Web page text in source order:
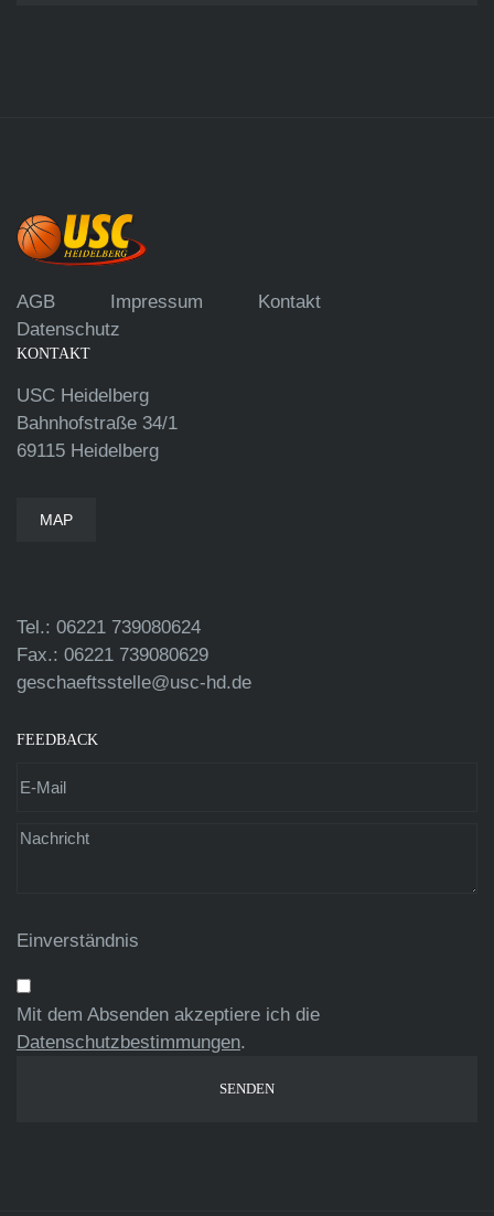
AGB Impressum
Kontakt
Datenschutz
KONTAKT
USC Heidelberg
Bahnhofstraße 34/1
69115 Heidelberg
MAP
Tel.: 06221 739080624
Fax.: 06221 739080629
geschaeftsstelle@usc-hd.de
FEEDBACK
Einverständnis
Mit dem Absenden akzeptiere ich die
Datenschutzbestimmungen.